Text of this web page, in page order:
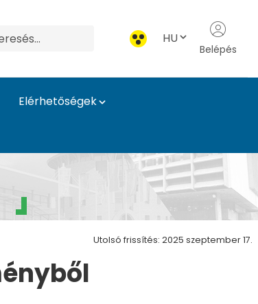
HU
Belépés
Elérhetőségek
Utolsó frissítés: 2025 szeptember 17.